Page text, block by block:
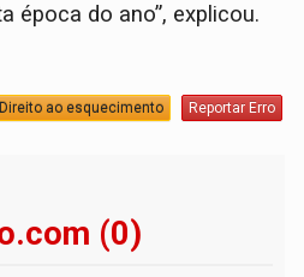
época do ano”, explicou.
Direito ao esquecimento Reportar Erro
(0)